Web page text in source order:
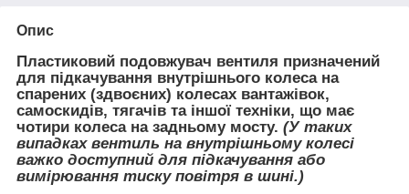
Опис
Пластиковий подовжувач вентиля призначений
для підкачування внутрішнього колеса на
спарених (здвоєних) колесах вантажівок,
самоскидів, тягачів та іншої техніки, що має
чотири колеса на задньому мосту. (У таких
випадках вентиль на внутрішньому колесі
важко доступний для підкачування або
вимірювання тиску повітря в шині.)